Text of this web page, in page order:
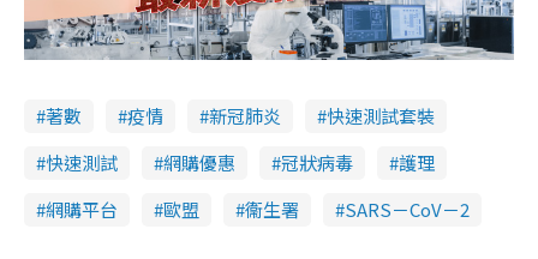
著數 疫情 新冠肺炎
快速測試套裝
快速測試
網購優惠 冠狀病毒
護理
網購平台
歐盟 衞生署 SARS－CoV－2